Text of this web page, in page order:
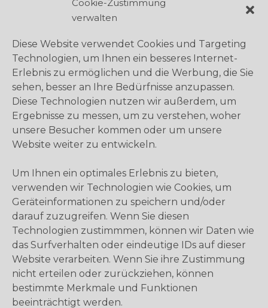
verwalten
Diese Website verwendet Cookies und Targeting
Technologien, um Ihnen ein besseres Internet-
Erlebnis zu ermöglichen und die Werbung, die Sie
sehen, besser an Ihre Bedürfnisse anzupassen.
Diese Technologien nutzen wir außerdem, um
Ergebnisse zu messen, um zu verstehen, woher
unsere Besucher kommen oder um unsere
Website weiter zu entwickeln.
Um Ihnen ein optimales Erlebnis zu bieten,
verwenden wir Technologien wie Cookies, um
Geräteinformationen zu speichern und/oder
darauf zuzugreifen. Wenn Sie diesen
Technologien zustimmmen, können wir Daten wie
das Surfverhalten oder eindeutige IDs auf dieser
Website verarbeiten. Wenn Sie ihre Zustimmung
nicht erteilen oder zurückziehen, können
bestimmte Merkmale und Funktionen
beeinträchtigt werden.
SunTrips | Coral Travel
24.06.2026
schauinsland-reisen | HX Expeditions
29.07.2026
FVA Malta | FVA Dubai
26.08.2026
TUI Cruises | Hapag Lloyd Cruises
30.09.2026
Coral Travel | Allianz
28.10.2026
SunTrips | Gebeco
16.12.2026
Condor | Ameropa-Reisen
Unsere letzten Termine
Visit Malta und Visit Dubai
schauinsland-reisen, HX Expeditions und die
Reisebüro Akademie